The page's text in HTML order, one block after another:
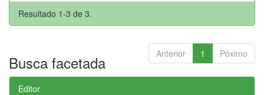
Resultado 1-3 de 3.
Anterior 1 Póximo
Busca facetada
Editor